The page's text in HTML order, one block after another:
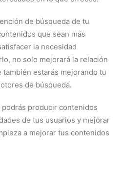
de búsqueda de tu
que sean más
la necesidad
no solo mejorará la relación
estarás mejorando tu
de búsqueda.
producir contenidos
de tus usuarios y mejorar
a mejorar tus contenidos